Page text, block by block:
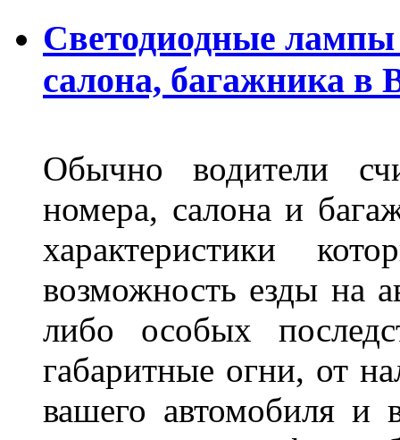
Светодиодные лампы
салона, багажника в
Обычно водители
номера, салона и
характеристики
возможность езды на
либо особых
габаритные огни, от
вашего автомобиля и